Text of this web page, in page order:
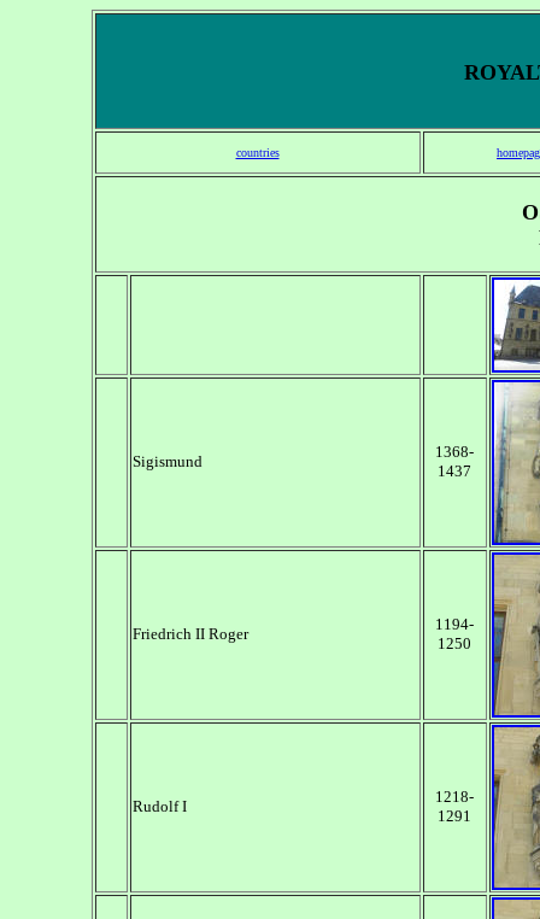
countries
Sigismund
1368-
1437
Friedrich II Roger
1194-
1250
Rudolf I
1218-
1291